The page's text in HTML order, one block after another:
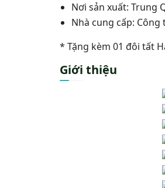
Nơi sản xuất: Trung
Nhà cung cấp:
* Tặng kèm 01 đôi tất
Giới thiệu